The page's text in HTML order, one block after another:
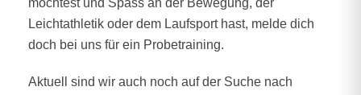
möchtest und Spass an der Bewegung, der
Leichtathletik oder dem Laufsport hast, melde dich
doch bei uns für ein Probetraining.
Aktuell sind wir auch noch auf der Suche nach